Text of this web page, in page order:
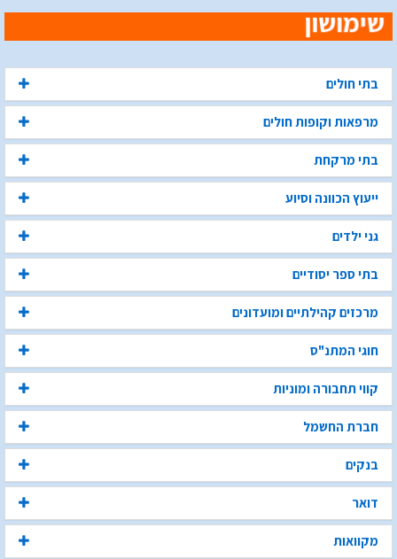
בתי חולים
מרפאות וקופות חולים
בתי מרקחת
ייעוץ הכוונה וסיוע
גני ילדים
בתי ספר יסודיים
מרכזים קהילתיים ומועדונים
חוגי המתנ"ס
קווי תחבורה ומוניות
חברת החשמל
בנקים
דואר
מקוואות